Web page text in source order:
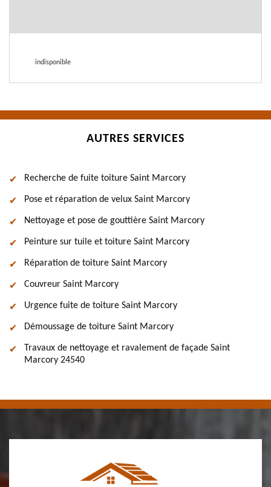
indisponible
AUTRES SERVICES
Recherche de fuite toiture Saint Marcory
Pose et réparation de velux Saint Marcory
Nettoyage et pose de gouttière Saint Marcory
Peinture sur tuile et toiture Saint Marcory
Réparation de toiture Saint Marcory
Couvreur Saint Marcory
Urgence fuite de toiture Saint Marcory
Démoussage de toiture Saint Marcory
Travaux de nettoyage et ravalement de façade Saint
Marcory 24540